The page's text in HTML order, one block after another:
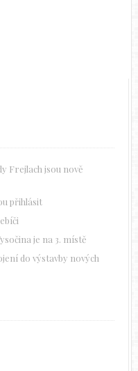
Frejlach jsou nově
přihlásit
je na 3. místě
do výstavby nových